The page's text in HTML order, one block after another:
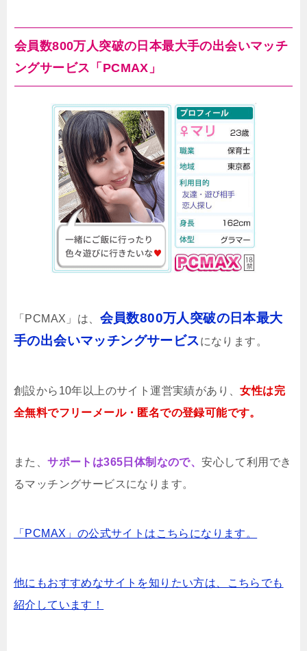
会員数800万人突破の日本最大手の出会いマッチ
ングサービス「PCMAX」
「PCMAX」は、 会員数800万人突破の日本最大
手の出会いマッチングサービスになります。
創設から10年以上のサイト運営実績があり、女性は完
全無料でフリーメール・匿名での登録可能です。
また、サポートは365日体制なので、安心して利用でき
るマッチングサービスになります。
「PCMAX」の公式サイトはこちらになります。
他にもおすすめなサイトを知りたい方は、こちらでも
紹介しています！